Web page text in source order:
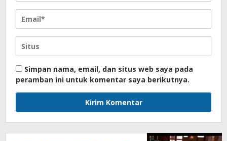
Simpan nama, email, dan situs web saya pada
peramban ini untuk komentar saya berikutnya.